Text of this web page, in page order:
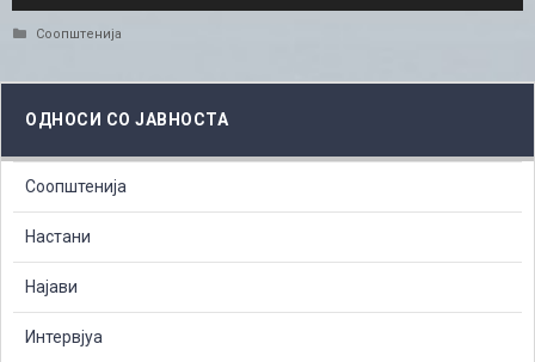
Categories
Соопштенија
ОДНОСИ СО ЈАВНОСТА
Соопштенија
Настани
Најави
Интервјуа